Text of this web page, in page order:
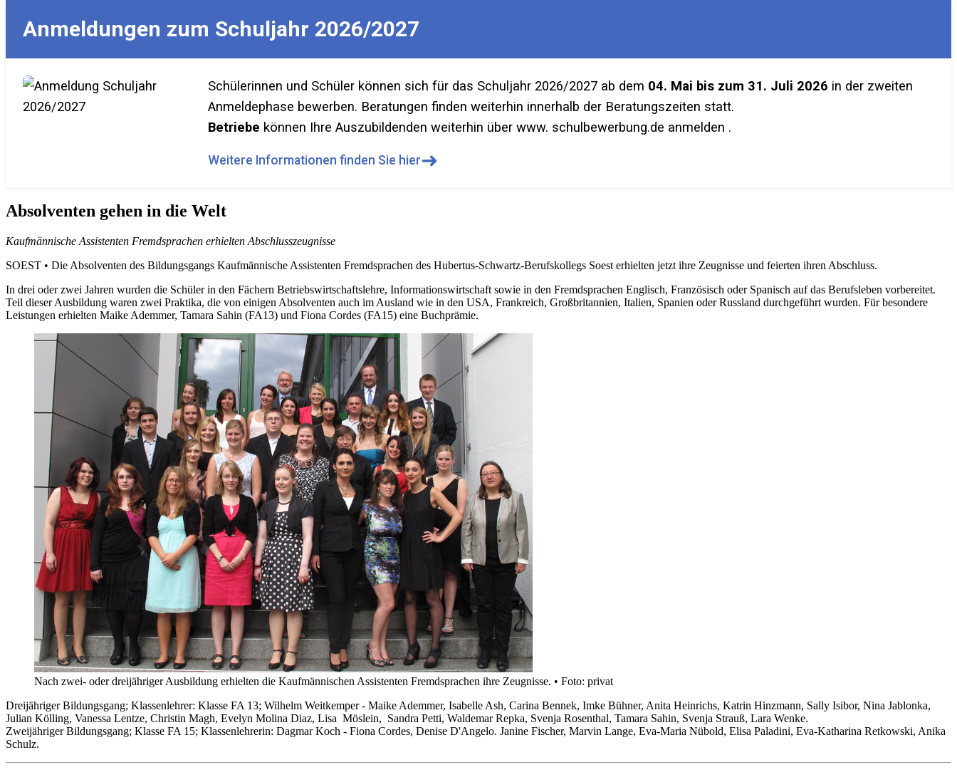
Anmeldungen zum Schuljahr 2026/2027
Schülerinnen und Schüler können sich für das Schuljahr 2026/2027 ab dem 04. Mai bis zum 31. Juli 2026 in der zweiten
Anmeldephase bewerben. Beratungen finden weiterhin innerhalb der Beratungszeiten statt.
Betriebe können Ihre Auszubildenden weiterhin über www. schulbewerbung.de anmelden .
Weitere Informationen finden Sie hier➜
Absolventen gehen in die Welt
Kaufmännische Assistenten Fremdsprachen erhielten Abschlusszeugnisse
SOEST • Die Absolventen des Bildungsgangs Kaufmännische Assistenten Fremdsprachen des Hubertus-Schwartz-Berufskollegs Soest erhielten jetzt ihre Zeugnisse und feierten ihren Abschluss.
In drei oder zwei Jahren wurden die Schüler in den Fächern Betriebswirtschaftslehre, Informationswirtschaft sowie in den Fremdsprachen Englisch, Französisch oder Spanisch auf das Berufsleben vorbereitet.
Teil dieser Ausbildung waren zwei Praktika, die von einigen Absolventen auch im Ausland wie in den USA, Frankreich, Großbritannien, Italien, Spanien oder Russland durchgeführt wurden. Für besondere
Leistungen erhielten Maike Ademmer, Tamara Sahin (FA13) und Fiona Cordes (FA15) eine Buchprämie.
Nach zwei- oder dreijähriger Ausbildung erhielten die Kaufmännischen Assistenten Fremdsprachen ihre Zeugnisse. • Foto: privat
Dreijähriger Bildungsgang; Klassenlehrer: Klasse FA 13; Wilhelm Weitkemper - Maike Ademmer, Isabelle Ash, Carina Bennek, Imke Bühner, Anita Heinrichs, Katrin Hinzmann, Sally Isibor, Nina Jablonka,
Julian Kölling, Vanessa Lentze, Christin Magh, Evelyn Molina Diaz, Lisa Möslein, Sandra Petti, Waldemar Repka, Svenja Rosenthal, Tamara Sahin, Svenja Strauß, Lara Wenke.
Zweijähriger Bildungsgang; Klasse FA 15; Klassenlehrerin: Dagmar Koch - Fiona Cordes, Denise D'Angelo. Janine Fischer, Marvin Lange, Eva-Maria Nübold, Elisa Paladini, Eva-Katharina Retkowski, Anika
Schulz.